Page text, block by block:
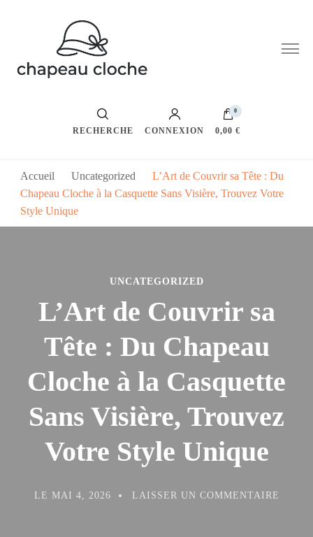
Cardigan laine
RECHERCHE CONNEXION
0
0,00 €
Accueil Uncategorized
L’Art de Couvrir sa Tête : Du
Chapeau Cloche à la Casquette Sans Visière, Trouvez Votre
Style Unique
UNCATEGORIZED
L’Art de Couvrir sa
Tête : Du Chapeau
Cloche à la Casquette
Sans Visière, Trouvez
Votre Style Unique
LE MAI 4, 2026 LAISSER UN COMMENTAIRE